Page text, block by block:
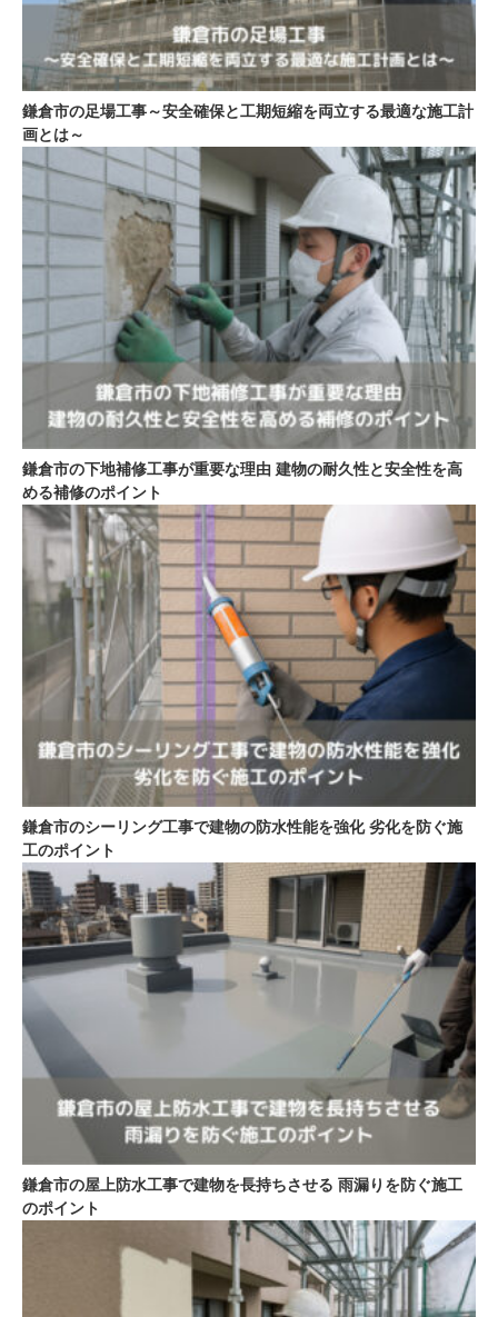
鎌倉市の足場工事～安全確保と工期短縮を両立する最適な施工計
画とは～
鎌倉市の下地補修工事が重要な理由 建物の耐久性と安全性を高
める補修のポイント
鎌倉市のシーリング工事で建物の防水性能を強化 劣化を防ぐ施
工のポイント
鎌倉市の屋上防水工事で建物を長持ちさせる 雨漏りを防ぐ施工
のポイント